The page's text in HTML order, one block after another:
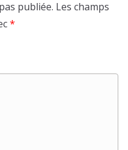
publiée. Les champs
*